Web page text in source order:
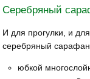
Серебряный
И для прогулки, и
серебряный
юбкой